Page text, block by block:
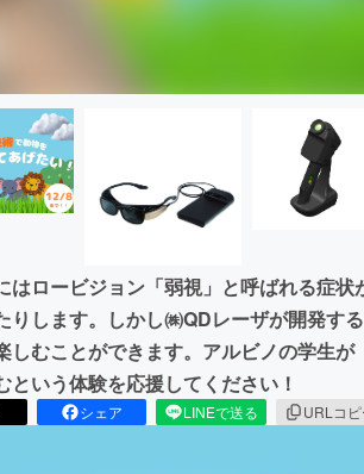
はロービジョン「弱視」と呼ばれる症
りします。しかし㈱QDレーザが開発す
しむことができます。アルビノの学生
という体験を応援してください！
シェア LINEで送る URLコ